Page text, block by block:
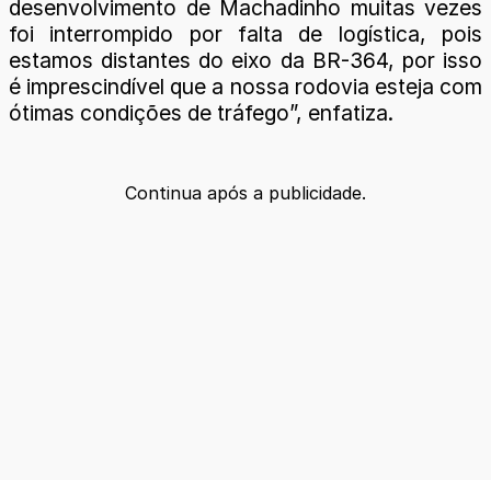
desenvolvimento de Machadinho muitas vezes
foi interrompido por falta de logística, pois
estamos distantes do eixo da BR-364, por isso
é imprescindível que a nossa rodovia esteja com
ótimas condições de tráfego”, enfatiza.
Continua após a publicidade.